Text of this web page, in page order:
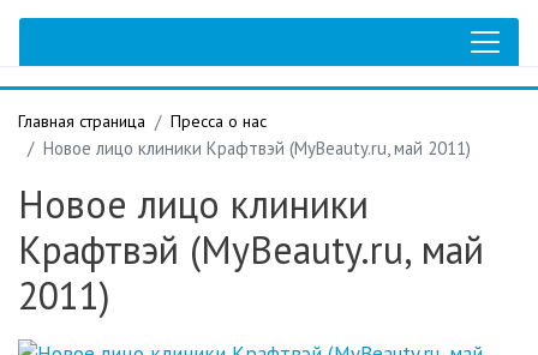
Главная страница Пресса о нас
Новое лицо клиники Крафтвэй (MyBeauty.ru, май 2011)
Новое лицо клиники
Крафтвэй (MyBeauty.ru, май
2011)